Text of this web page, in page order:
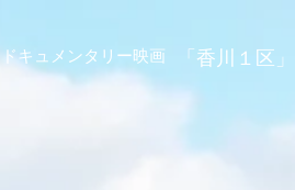
ドキュメンタリー映画 「香川１区